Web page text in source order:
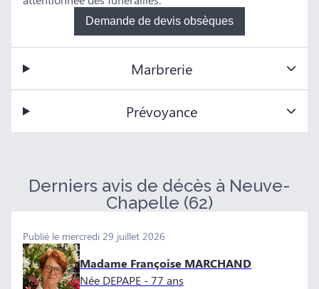
Demande de devis obsèques
Marbrerie
Prévoyance
Derniers avis de décès à Neuve-
Chapelle (62)
Publié le mercredi 29 juillet 2026
Madame Françoise MARCHAND
Née DEPAPE - 77 ans